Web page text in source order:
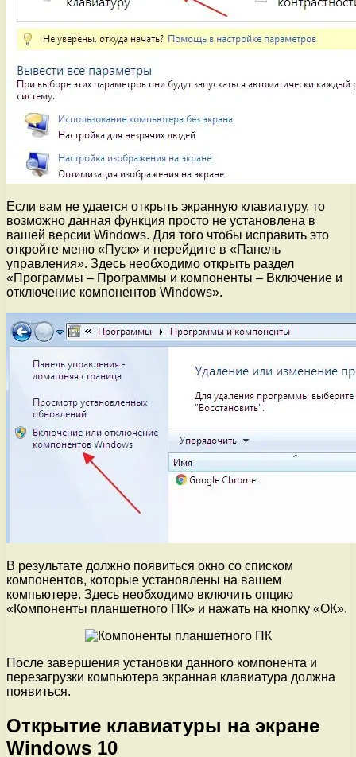
Если вам не удается открыть экранную клавиатуру, то
возможно данная функция просто не установлена в
вашей версии Windows. Для того чтобы исправить это
откройте меню «Пуск» и перейдите в «Панель
управления». Здесь необходимо открыть раздел
«Программы – Программы и компоненты – Включение и
отключение компонентов Windows».
В результате должно появиться окно со списком
компонентов, которые установлены на вашем
компьютере. Здесь необходимо включить опцию
«Компоненты планшетного ПК» и нажать на кнопку «ОК».
После завершения установки данного компонента и
перезагрузки компьютера экранная клавиатура должна
появиться.
Открытие клавиатуры на экране
Windows 10